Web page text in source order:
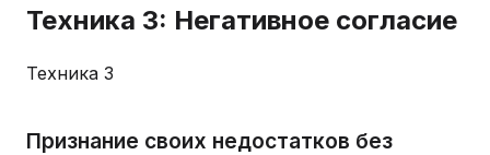
Техника 3: Негативное согласие
Техника 3
Признание своих недостатков без